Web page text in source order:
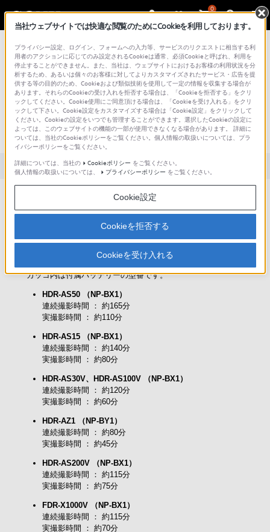
0
総合サポート・お問い合わせ
文書番号 : S1210019005300 / 最終更新日 : 2025/03/11
付属のバッテリーの撮影可能時間はど
のくらいですか？ （アクションカム）
対象製品カテゴリー・製品
内容
カッコ内は付属バッテリーの型番です。
HDR-AS50 （NP-BX1）
連続撮影時間 ： 約165分
実撮影時間 ： 約110分
HDR-AS15 （NP-BX1）
連続撮影時間 ： 約140分
実撮影時間 ： 約80分
HDR-AS30V、HDR-AS100V （NP-BX1）
連続撮影時間 ： 約120分
実撮影時間 ： 約60分
HDR-AZ1 （NP-BY1）
連続撮影時間 ： 約80分
実撮影時間 ： 約45分
HDR-AS200V （NP-BX1）
連続撮影時間 ： 約115分
実撮影時間 ： 約75分
FDR-X1000V （NP-BX1）
連続撮影時間 ： 約115分
実撮影時間 ： 約70分
当社ウェブサイトでは快適な閲覧のためにCookieを利用しております。
プライバシー設定、ログイン、フォームへの入力等、サービスのリクエストに相当する利
用者のアクションに応じてのみ設定されるCookieは通常、必須Cookieと呼ばれ、利用を
停止することができません。また、当社は、ウェブサイトにおけるお客様の利用状況を分
析するため、あるいは個々のお客様に対してよりカスタマイズされたサービス・広告を提
供する等の目的のため、Cookieおよび類似技術を使用して一定の情報を収集する場合が
あります。それらのCookieの受け入れを拒否する場合は、「Cookieを拒否する」をクリ
ックしてください。Cookie使用にご同意頂ける場合は、「Cookieを受け入れる」をクリ
ックして下さい。Cookie設定をカスタマイズする場合は「Cookie設定」をクリックして
ください。Cookieの設定をいつでも管理することができます。選択したCookieの設定に
よっては、このウェブサイトの機能の一部が使用できなくなる場合があります。 詳細に
ついては、当社のCookieポリシーをご覧ください。個人情報の取扱いについては、プラ
イバシーポリシーをご覧ください。
詳細については、当社の
Cookieポリシー をご覧ください。
個人情報の取扱いについては、
プライバシーポリシー をご覧ください。
Cookie設定
Cookieを拒否する
Cookieを受け入れる